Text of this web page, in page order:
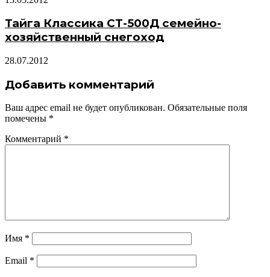
Тайга Классика СТ-500Д семейно-
хозяйственный снегоход
28.07.2012
Добавить комментарий
Ваш адрес email не будет опубликован. Обязательные поля
помечены *
Комментарий *
Имя *
Email *